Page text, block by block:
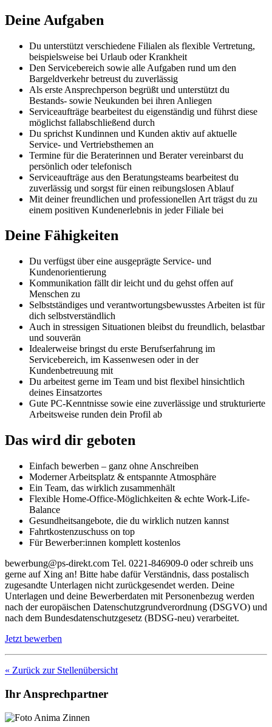
Deine Aufgaben
Du unterstützt verschiedene Filialen als flexible Vertretung,
beispielsweise bei Urlaub oder Krankheit
Den Servicebereich sowie alle Aufgaben rund um den
Bargeldverkehr betreust du zuverlässig
Als erste Ansprechperson begrüßt und unterstützt du
Bestands- sowie Neukunden bei ihren Anliegen
Serviceaufträge bearbeitest du eigenständig und führst diese
möglichst fallabschließend durch
Du sprichst Kundinnen und Kunden aktiv auf aktuelle
Service- und Vertriebsthemen an
Termine für die Beraterinnen und Berater vereinbarst du
persönlich oder telefonisch
Serviceaufträge aus den Beratungsteams bearbeitest du
zuverlässig und sorgst für einen reibungslosen Ablauf
Mit deiner freundlichen und professionellen Art trägst du zu
einem positiven Kundenerlebnis in jeder Filiale bei
Deine Fähigkeiten
Du verfügst über eine ausgeprägte Service- und
Kundenorientierung
Kommunikation fällt dir leicht und du gehst offen auf
Menschen zu
Selbstständiges und verantwortungsbewusstes Arbeiten ist für
dich selbstverständlich
Auch in stressigen Situationen bleibst du freundlich, belastbar
und souverän
Idealerweise bringst du erste Berufserfahrung im
Servicebereich, im Kassenwesen oder in der
Kundenbetreuung mit
Du arbeitest gerne im Team und bist flexibel hinsichtlich
deines Einsatzortes
Gute PC-Kenntnisse sowie eine zuverlässige und strukturierte
Arbeitsweise runden dein Profil ab
Das wird dir geboten
Einfach bewerben – ganz ohne Anschreiben
Moderner Arbeitsplatz & entspannte Atmosphäre
Ein Team, das wirklich zusammenhält
Flexible Home-Office-Möglichkeiten & echte Work-Life-
Balance
Gesundheitsangebote, die du wirklich nutzen kannst
Fahrtkostenzuschuss on top
Für Bewerber:innen komplett kostenlos
bewerbung@ps-direkt.com Tel. 0221-846909-0 oder schreib uns
gerne auf Xing an! Bitte habe dafür Verständnis, dass postalisch
zugesandte Unterlagen nicht zurückgesendet werden. Deine
Unterlagen und deine Bewerberdaten mit Personenbezug werden
nach der europäischen Datenschutzgrundverordnung (DSGVO) und
nach dem Bundesdatenschutzgesetz (BDSG-neu) verarbeitet.
Jetzt bewerben
« Zurück zur Stellenübersicht
Ihr Ansprechpartner